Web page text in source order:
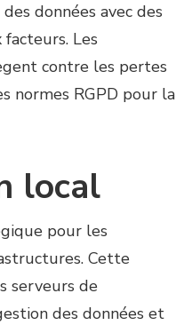
données avec des
Les
contre les pertes
normes RGPD pour la
local
pour les
Cette
serveurs de
des données et